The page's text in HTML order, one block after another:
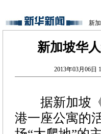
新
新加坡华
2013年03月06日
据新加坡《
港一座公寓的